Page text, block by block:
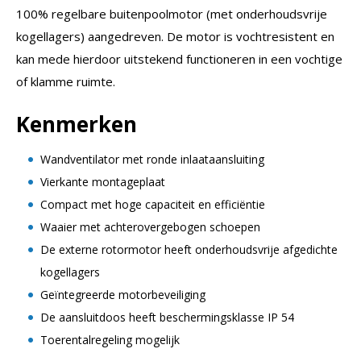
100% regelbare buitenpoolmotor (met onderhoudsvrije
kogellagers) aangedreven. De motor is vochtresistent en
kan mede hierdoor uitstekend functioneren in een vochtige
of klamme ruimte.
Kenmerken
Wandventilator met ronde inlaataansluiting
Vierkante montageplaat
Compact met hoge capaciteit en efficiëntie
Waaier met achterovergebogen schoepen
De externe rotormotor heeft onderhoudsvrije afgedichte
kogellagers
Geïntegreerde motorbeveiliging
De aansluitdoos heeft beschermingsklasse IP 54
Toerentalregeling mogelijk